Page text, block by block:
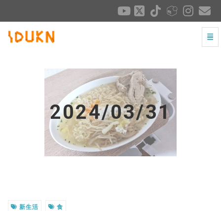
ナ
2024/03/31
新生活 食